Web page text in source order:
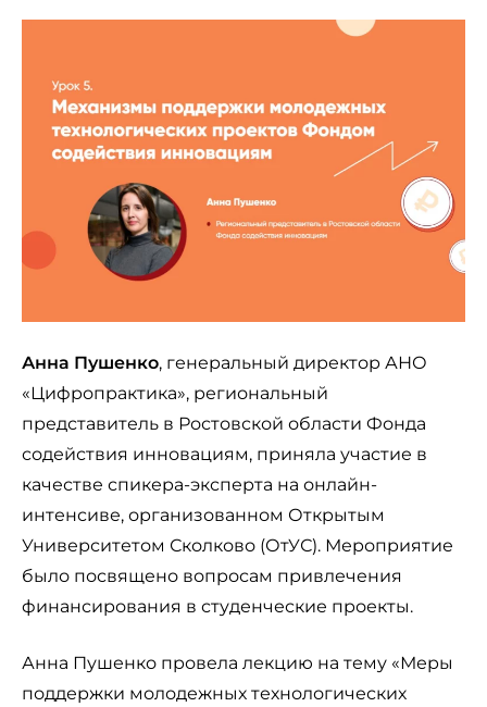
Анна Пушенко, генеральный директор АНО
«Цифропрактика», региональный
представитель в Ростовской области Фонда
содействия инновациям, приняла участие в
качестве спикера-эксперта на онлайн-
интенсиве, организованном Открытым
Университетом Сколково (ОтУС). Мероприятие
было посвящено вопросам привлечения
финансирования в студенческие проекты.
Анна Пушенко провела лекцию на тему «Меры
поддержки молодежных технологических